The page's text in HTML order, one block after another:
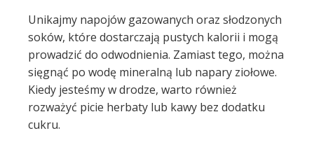
Unikajmy napojów gazowanych oraz słodzonych
soków, które dostarczają pustych kalorii i mogą
prowadzić do odwodnienia. Zamiast tego, można
sięgnąć po wodę mineralną lub napary ziołowe.
Kiedy jesteśmy w drodze, warto również
rozważyć picie herbaty lub kawy bez dodatku
cukru.